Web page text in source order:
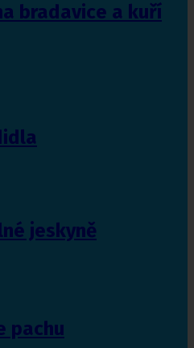
bradavice a kuří
jeskyně
pachu